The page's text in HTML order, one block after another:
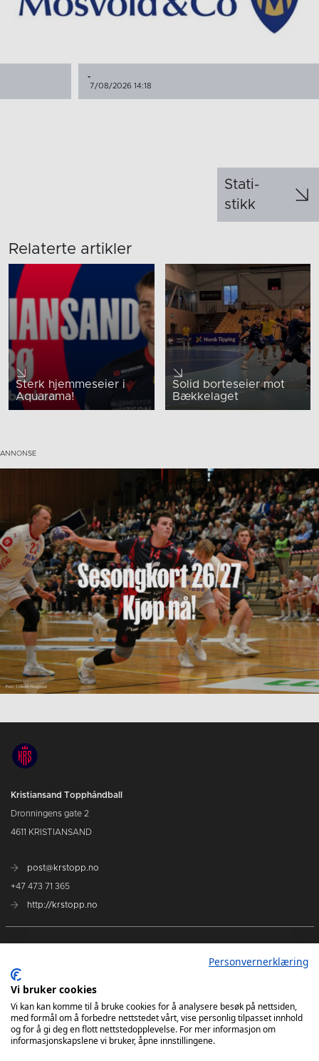
-
7/08/2026 14:18
Stati­
stikk
Relaterte artikler
Sterk hjemmeseier i
Aquarama!
Solid borteseier mot
Bækkelaget
Kristiansand Topphåndball
Dronningens gate 2
4611 KRISTIANSAND
post@krstopp.no
+47 473 71 365
http://krstopp.no
Kommende kamper
Tabell
Personvernerklæring
Vi bruker cookies
Vi kan kan komme til å bruke cookies for å analysere besøk på nettsiden,
med formål om å forbedre nettstedet vårt, vise personlig tilpasset innhold
og for å gi deg en flott nettstedopplevelse. For mer informasjon om
informasjonskapslene vi bruker, åpne innstillingene.